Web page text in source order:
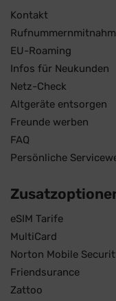
Kontakt
EU-Roaming
Infos für Neukunden
Netz-Check
Altgeräte entsorgen
Freunde werben
FAQ
Persönliche
eSIM Tarife
MultiCard
Norton Mobile
Friendsurance
Zattoo